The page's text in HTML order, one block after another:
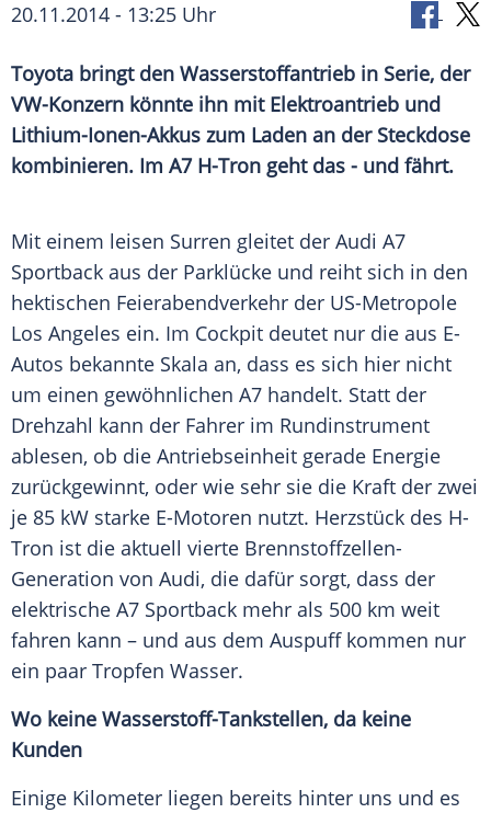
20.11.2014 - 13:25 Uhr
Toyota bringt den Wasserstoffantrieb in Serie, der
VW-Konzern könnte ihn mit Elektroantrieb und
Lithium-Ionen-Akkus zum Laden an der Steckdose
kombinieren. Im A7 H-Tron geht das - und fährt.
Mit einem leisen Surren gleitet der Audi A7
Sportback aus der Parklücke und reiht sich in den
hektischen Feierabendverkehr der US-Metropole
Los Angeles ein. Im Cockpit deutet nur die aus E-
Autos bekannte Skala an, dass es sich hier nicht
um einen gewöhnlichen A7 handelt. Statt der
Drehzahl kann der Fahrer im Rundinstrument
ablesen, ob die Antriebseinheit gerade Energie
zurückgewinnt, oder wie sehr sie die Kraft der zwei
je 85 kW starke E-Motoren nutzt. Herzstück des H-
Tron ist die aktuell vierte Brennstoffzellen-
Generation von Audi, die dafür sorgt, dass der
elektrische A7 Sportback mehr als 500 km weit
fahren kann – und aus dem Auspuff kommen nur
ein paar Tropfen Wasser.
Wo keine Wasserstoff-Tankstellen, da keine
Kunden
Einige Kilometer liegen bereits hinter uns und es